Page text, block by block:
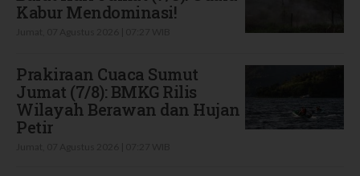
Kabur Mendominasi!
Prakiraan Cuaca Sumut
Jumat (7/8): BMKG Rilis
Wilayah Berawan dan Hujan
Petir